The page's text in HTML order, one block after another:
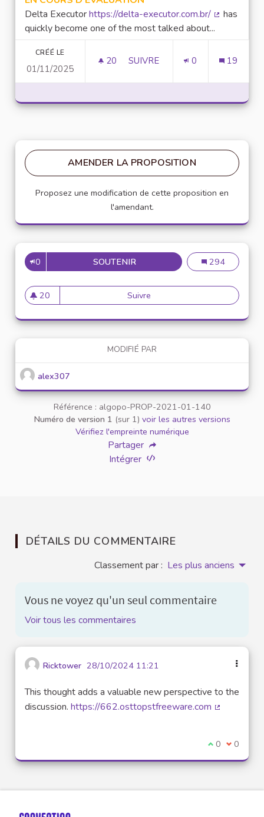
Delta Executorhttps://delta-executor.com.br/
has
quickly become one of the most talked about...
CRÉÉ LE
01/11/2025
20 20 ABONNÉS
SUIVRE 0 19
AMENDER LA PROPOSITION
Proposez une modification de cette proposition en
l'amendant.
0 SOUTENIRMISE EN PLACE DEMise en place
294
20
20 abonnés
Suivre Mise en place de référents
MODIFIÉ PAR
alex307
Référence : algopo-PROP-2021-01-140
Numéro de version 1 (sur 1) voir les autres versions
Vérifiez l'empreinte numérique
Partager
Intégrer
DÉTAILS DU COMMENTAIRE
Classement par : Les plus anciens
Vous ne voyez qu'un seul commentaire
Voir tous les commentaires
Ricktower 28/10/2024 11:21
This thought adds a valuable new perspective to the
discussion. https://662.osttopstfreeware.com
Je suis
0 Je ne
0